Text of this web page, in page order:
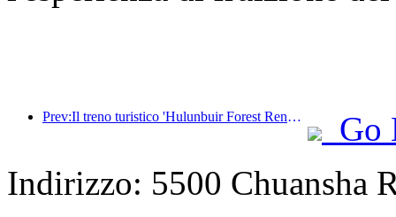
Prev:Il treno turistico 'Hulunbuir Forest Rendezvous - Daxinganling Express - Starlight Train - Tianyi Journey' effettua il suo viaggio inaugurale.
Go
Indirizzo: 5500 Chuansha